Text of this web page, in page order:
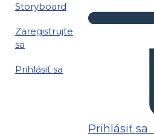
Storyboard
Zaregistrujte
sa
Prihlásiť sa
Prihlásiť sa